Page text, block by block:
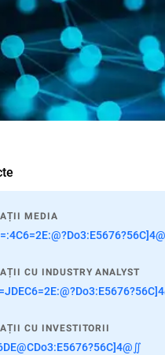
MEDIA
CU INDUSTRY ANALYST
CU INVESTITORII